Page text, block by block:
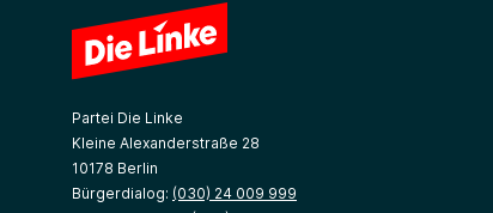
Partei Die Linke
Kleine Alexanderstraße 28
10178 Berlin
Bürgerdialog: (030) 24 009 999